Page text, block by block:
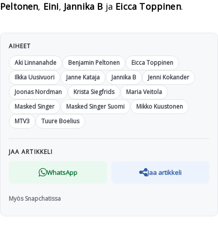
Peltonen, Eini, Jannika B ja Eicca Toppinen.
AIHEET
Aki Linnanahde
Benjamin Peltonen
Eicca Toppinen
Ilkka Uusivuori
Janne Kataja Jannika B
Jenni Kokander
Joonas Nordman
Krista Siegfrids
Maria Veitola
Masked Singer
Masked Singer Suomi
Mikko Kuustonen
MTV3
Tuure Boelius
JAA ARTIKKELI
WhatsApp Jaa artikkeli
Myös Snapchatissa